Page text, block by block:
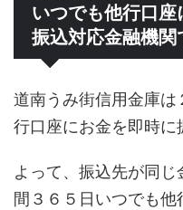
いつでも他行口
振込対応金融機関
道南うみ街信用金庫
行口座にお金を即時に
よって、振込先が同
間３６５日いつでも